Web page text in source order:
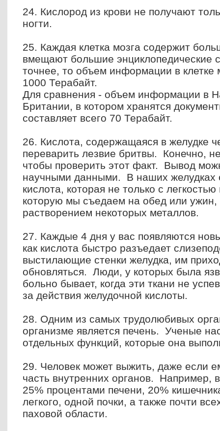
24. Кислород из крови не получают
ногти.
25. Каждая клетка мозга содержит
вмещают большие энциклопедические
точнее, то объем информации в клетке
1000 Терабайт.
Для сравнения - объем информации в
Британии, в котором хранятся
составляет всего 70 Терабайт.
26. Кислота, содержащаяся в желудке
переварить лезвие бритвы. Конечно,
чтобы проверить этот факт. Вывод
научными данными. В наших желудках
кислота, которая не только с
которую мы съедаем на обед или ужин,
растворением некоторых металлов.
27. Каждые 4 дня у вас появляются
как кислота быстро разъедает
выстилающие стенки желудка, им
обновляться. Люди, у которых была
больно бывает, когда эти ткани не
за действия желудочной кислоты.
28. Одним из самых трудолюбивых
организме является печень. Ученые
отдельных функций, которые она
29. Человек может выжить, даже если
часть внутренних oрганов. Например,
25% процентами печени, 20%
легкого, одной почки, а также почти
паховой области.